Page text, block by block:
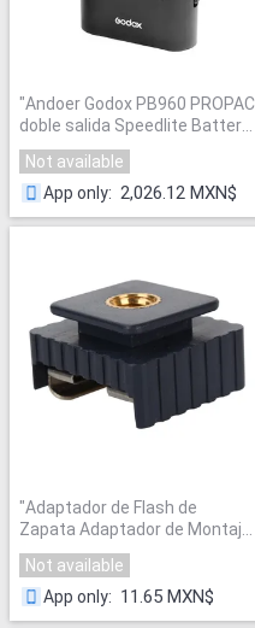
"Andoer Godox PB960 PROPAC
doble salida Speedlite Battery
Power Pack 4500 mAh para
Canon Nikon Flash negro
Not available
App only: 2,026.12 MXN$
"Adaptador de Flash de
Zapata Adaptador de Montaje
de 1/4 "Rosca de tornillo de la
Luz Del Estudio Del Soporte
Del Trípode Para Canon (Por
Favor Lea la Descripción)"
Not available
App only: 11.65 MXN$